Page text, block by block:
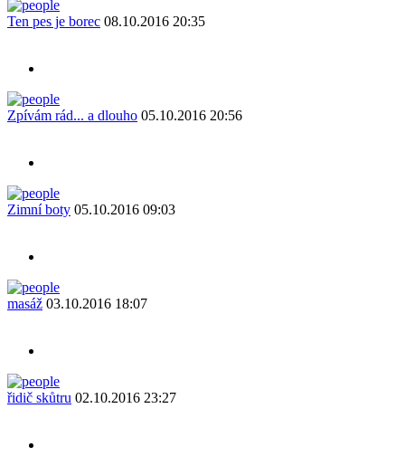
Ten pes je borec 08.10.2016 20:35
Zpívám rád... a dlouho 05.10.2016 20:56
Zimní boty 05.10.2016 09:03
masáž 03.10.2016 18:07
řidič skůtru 02.10.2016 23:27